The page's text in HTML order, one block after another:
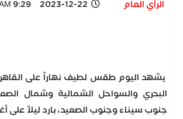
الرأي العام 2023-12-22 9:29 AM
يشهد اليوم طقس لطيف نهاراً على
البحري والسواحل الشمالية وشمال
جنوب سيناء وجنوب الصعيد، بارد ليلاً على